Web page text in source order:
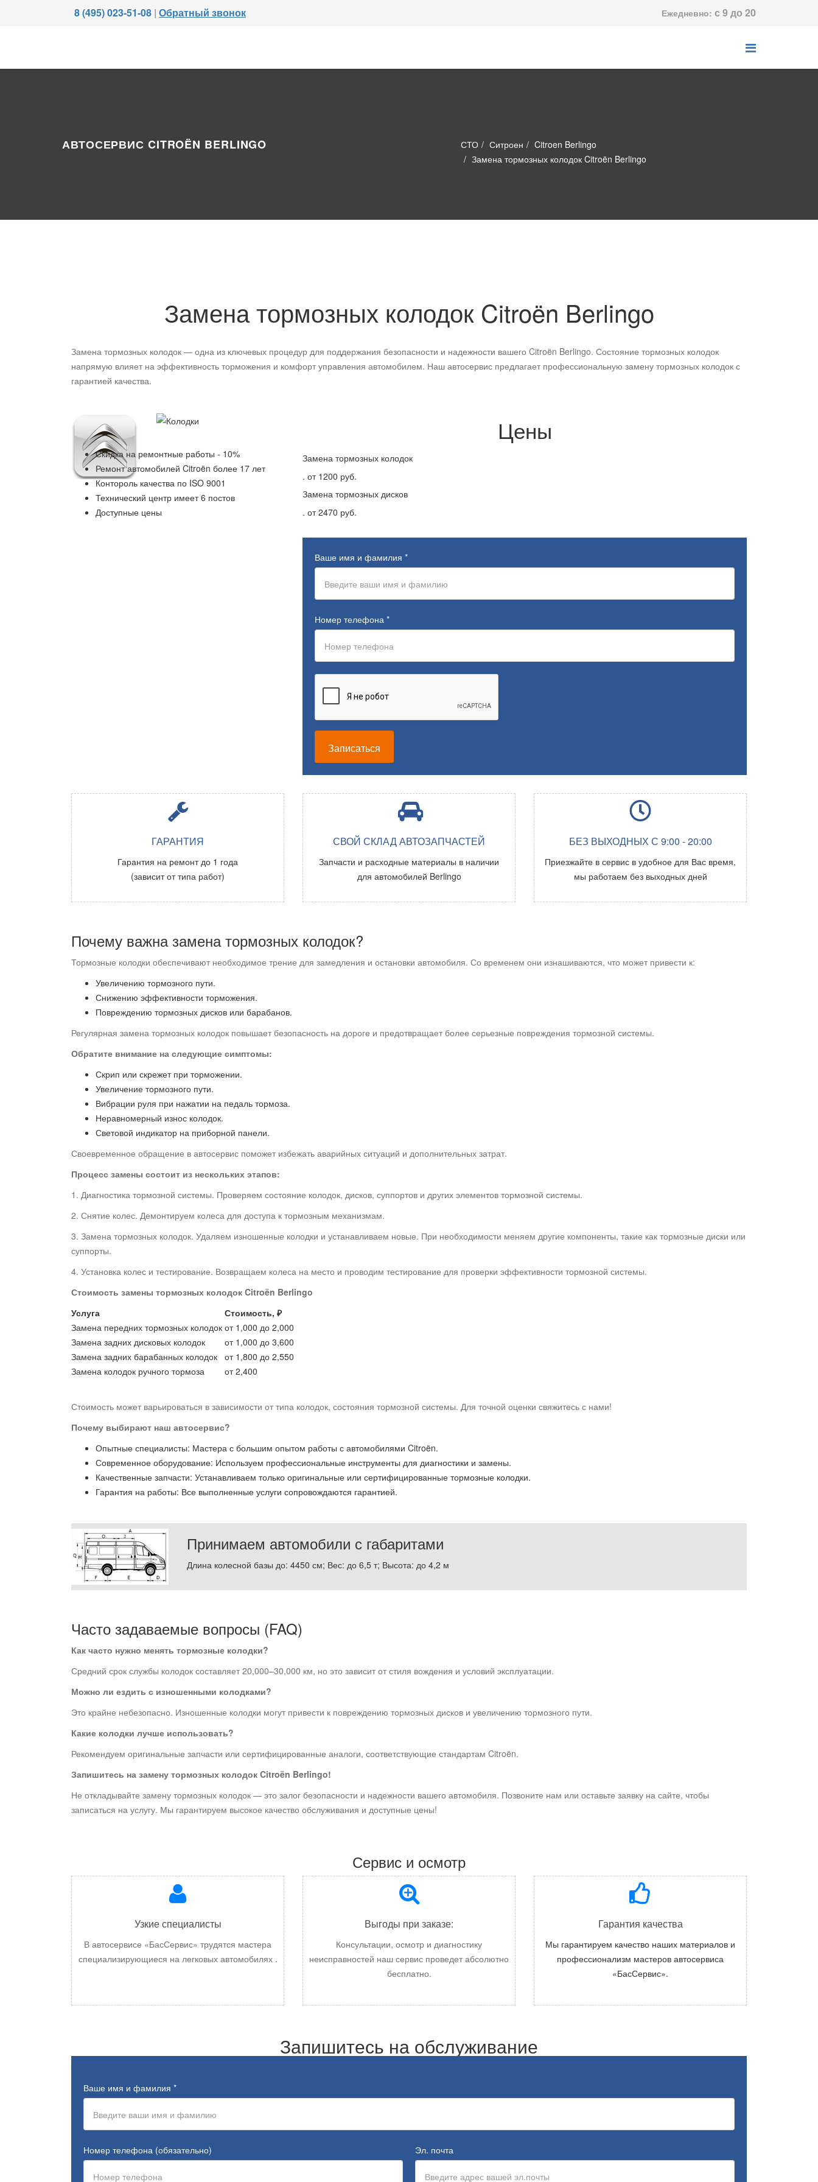
8 (495) 023-51-08 | Обратный звонок Ежедневно: с 9 до 20
АВТОСЕРВИС CITROËN BERLINGO СТО Ситроен
Citroen Berlingo
Замена тормозных колодок Citroën Berlingo
Замена тормозных колодок Citroën Berlingo
Замена тормозных колодок — одна из ключевых процедур для поддержания безопасности и надежности вашего Citroën Berlingo. Состояние тормозных колодок
напрямую влияет на эффективность торможения и комфорт управления автомобилем. Наш автосервис предлагает профессиональную замену тормозных колодок с
гарантией качества.
Скидка на ремонтные работы - 10%
Ремонт автомобилей Citroën более 17 лет
Контороль качества по ISO 9001
Технический центр имеет 6 постов
Доступные цены
Цены
Замена тормозных колодок
. от 1200 руб.
Замена тормозных дисков
. от 2470 руб.
Ваше имя и фамилия *
Номер телефона *
Записаться
ГАРАНТИЯ
Гарантия на ремонт до 1 года
(зависит от типа работ)
СВОЙ СКЛАД АВТОЗАПЧАСТЕЙ
Запчасти и расходные материалы в наличии
для автомобилей Berlingo
БЕЗ ВЫХОДНЫХ С 9:00 - 20:00
Приезжайте в сервис в удобное для Вас время,
мы работаем без выходных дней
Почему важна замена тормозных колодок?
Тормозные колодки обеспечивают необходимое трение для замедления и остановки автомобиля. Со временем они изнашиваются, что может привести к:
Увеличению тормозного пути.
Снижению эффективности торможения.
Повреждению тормозных дисков или барабанов.
Регулярная замена тормозных колодок повышает безопасность на дороге и предотвращает более серьезные повреждения тормозной системы.
Обратите внимание на следующие симптомы:
Скрип или скрежет при торможении.
Увеличение тормозного пути.
Вибрации руля при нажатии на педаль тормоза.
Неравномерный износ колодок.
Световой индикатор на приборной панели.
Своевременное обращение в автосервис поможет избежать аварийных ситуаций и дополнительных затрат.
Процесс замены состоит из нескольких этапов:
1. Диагностика тормозной системы. Проверяем состояние колодок, дисков, суппортов и других элементов тормозной системы.
2. Снятие колес. Демонтируем колеса для доступа к тормозным механизмам.
3. Замена тормозных колодок. Удаляем изношенные колодки и устанавливаем новые. При необходимости меняем другие компоненты, такие как тормозные диски или
суппорты.
4. Установка колес и тестирование. Возвращаем колеса на место и проводим тестирование для проверки эффективности тормозной системы.
Стоимость замены тормозных колодок Citroën Berlingo
Услуга
Стоимость, ₽
Замена передних тормозных колодок от 1,000 до 2,000
Замена задних дисковых колодок
от 1,000 до 3,600
Замена задних барабанных колодок от 1,800 до 2,550
Замена колодок ручного тормоза
от 2,400
Стоимость может варьироваться в зависимости от типа колодок, состояния тормозной системы. Для точной оценки свяжитесь с нами!
Почему выбирают наш автосервис?
Опытные специалисты: Мастера с большим опытом работы с автомобилями Citroën.
Современное оборудование: Используем профессиональные инструменты для диагностики и замены.
Качественные запчасти: Устанавливаем только оригинальные или сертифицированные тормозные колодки.
Гарантия на работы: Все выполненные услуги сопровождаются гарантией.
Принимаем автомобили с габаритами
Длина колесной базы до: 4450 см; Вес: до 6,5 т; Высота: до 4,2 м
Часто задаваемые вопросы (FAQ)
Как часто нужно менять тормозные колодки?
Средний срок службы колодок составляет 20,000–30,000 км, но это зависит от стиля вождения и условий эксплуатации.
Можно ли ездить с изношенными колодками?
Это крайне небезопасно. Изношенные колодки могут привести к повреждению тормозных дисков и увеличению тормозного пути.
Какие колодки лучше использовать?
Рекомендуем оригинальные запчасти или сертифицированные аналоги, соответствующие стандартам Citroën.
Запишитесь на замену тормозных колодок Citroën Berlingo!
Не откладывайте замену тормозных колодок — это залог безопасности и надежности вашего автомобиля. Позвоните нам или оставьте заявку на сайте, чтобы
записаться на услугу. Мы гарантируем высокое качество обслуживания и доступные цены!
Сервис и осмотр
Узкие специалисты
В автосервисе «БасСервис» трудятся мастера
специализирующиеся на легковых автомобилях.
Выгоды при заказе:
Консультации, осмотр и диагностику
неисправностей наш сервис проведет абсолютно
бесплатно.
Гарантия качества
Мы гарантируем качество наших материалов и
профессионализм мастеров автосервиса
«БасСервис».
Запишитесь на обслуживание
Ваше имя и фамилия *
Номер телефона (обязательно) Эл. почта